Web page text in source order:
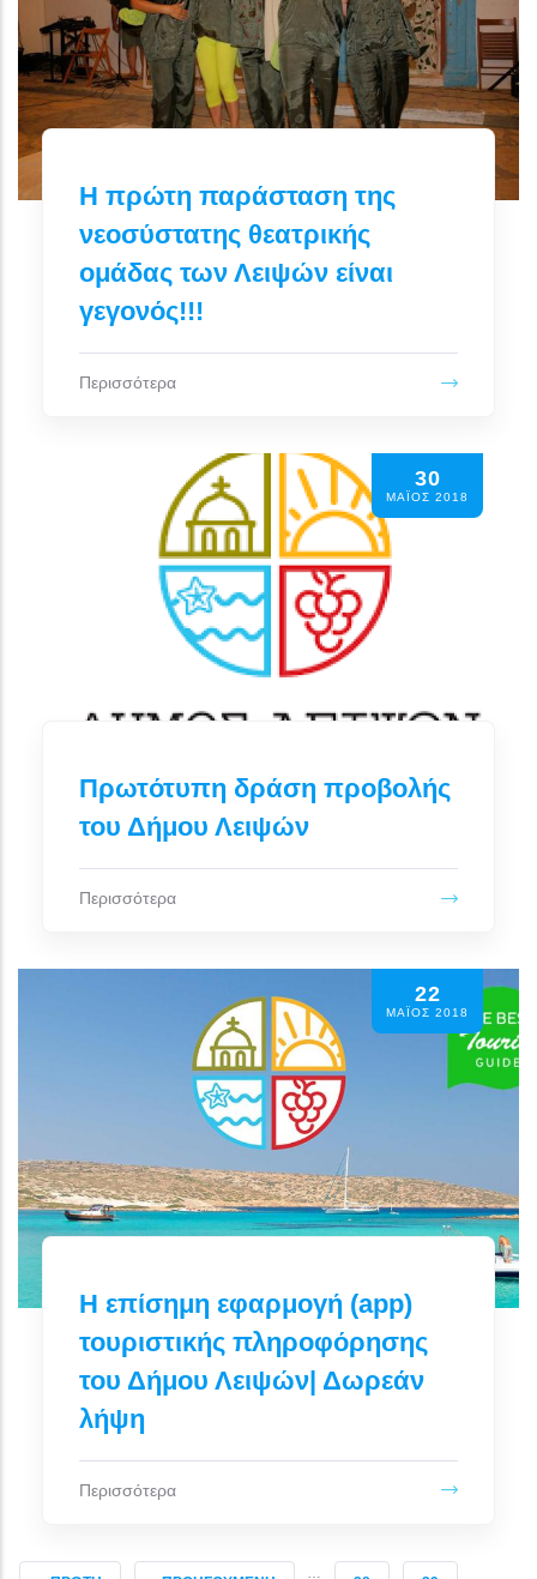
Η πρώτη παράσταση της
νεοσύστατης θεατρικής
ομάδας των Λειψών είναι
γεγονός!!!
Περισσότερα
30
ΜΆΙΟΣ 2018
Πρωτότυπη δράση προβολής
του Δήμου Λειψών
Περισσότερα
22
ΜΆΙΟΣ 2018
Η επίσημη εφαρμογή (app)
τουριστικής πληροφόρησης
του Δήμου Λειψών| Δωρεάν
λήψη
Περισσότερα
…